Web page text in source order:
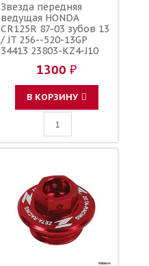
Звезда передняя
ведущая HONDA
CR125R 87-03 зубов 13
/ JT 256--520-13GP
34413 23803-KZ4-J10
1300 ₽
В КОРЗИНУ